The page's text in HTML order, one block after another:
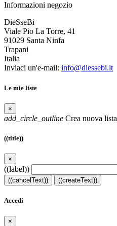
Informazioni negozio
DieSseBi
Viale Pio La Torre, 41
91029 Santa Ninfa
Trapani
Italia
Inviaci un'e-mail: info@diessebi.it
Le mie liste
×
add_circle_outline Crea nuova lista
((title))
×
((label))
((cancelText)) ((createText))
Accedi
×